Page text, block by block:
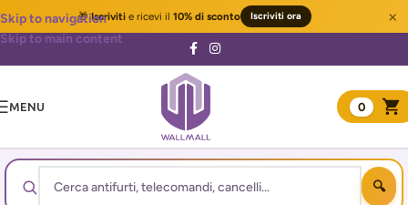
🎁Iscrivitie ricevi il 10% di sconto Iscriviti ora ×
Skip to navigation
Skip to main content
MENU 0